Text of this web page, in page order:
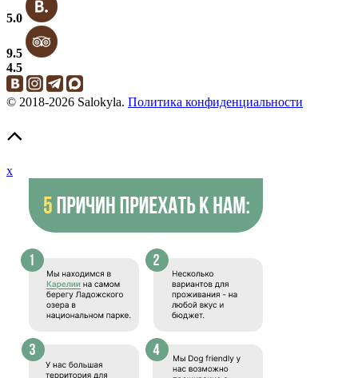
5.0
9.5
4.5
© 2018-2026 Salokyla. Политика конфиденциальности
x